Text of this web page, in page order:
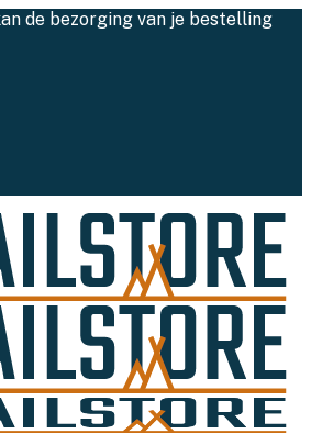
de bezorging van je bestelling